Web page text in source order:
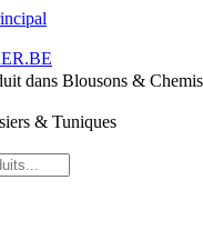
dans Blousons &
& Tuniques